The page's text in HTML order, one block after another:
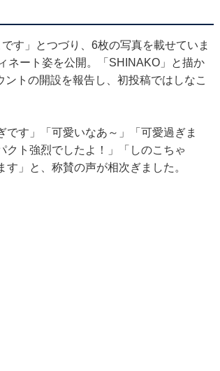
す」とつづり、6枚の写真を載せていま
ネート姿を公開。「SHINAKO」と描か
トの開設を報告し、初投稿ではしなこ
す」「可愛いなあ～」「可愛過ぎま
ト強烈でしたよ！」「しのこちゃ
」と、称賛の声が相次ぎました。